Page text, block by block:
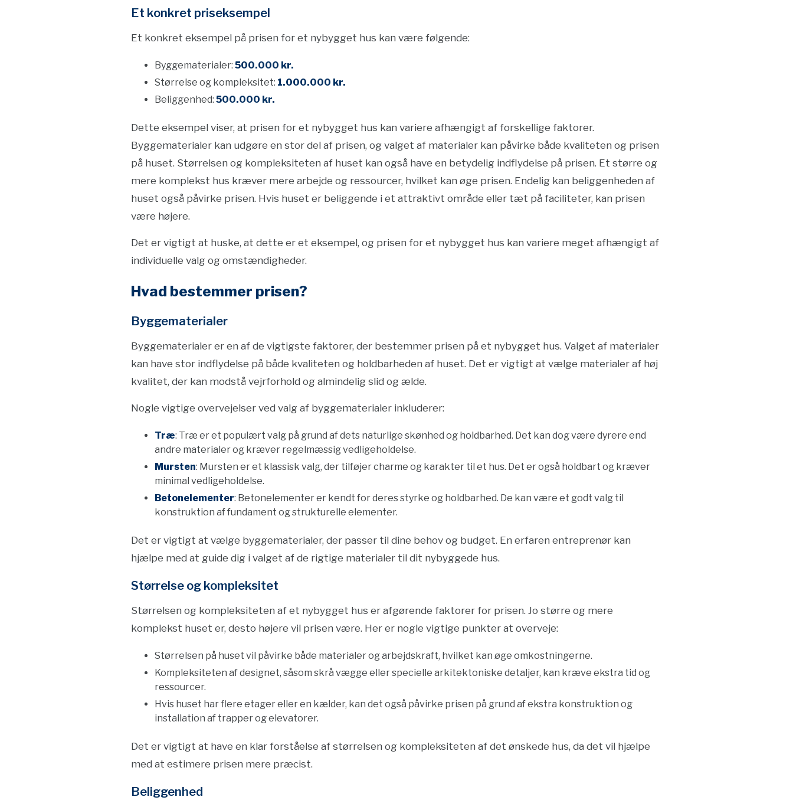
Et konkret priseksempel
Et konkret eksempel på prisen for et nybygget hus kan være følgende:
Byggematerialer: 500.000 kr.
Størrelse og kompleksitet: 1.000.000 kr.
Beliggenhed: 500.000 kr.
Dette eksempel viser, at prisen for et nybygget hus kan variere afhængigt af forskellige faktorer.
Byggematerialer kan udgøre en stor del af prisen, og valget af materialer kan påvirke både kvaliteten og prisen
på huset. Størrelsen og kompleksiteten af huset kan også have en betydelig indflydelse på prisen. Et større og
mere komplekst hus kræver mere arbejde og ressourcer, hvilket kan øge prisen. Endelig kan beliggenheden af
huset også påvirke prisen. Hvis huset er beliggende i et attraktivt område eller tæt på faciliteter, kan prisen
være højere.
Det er vigtigt at huske, at dette er et eksempel, og prisen for et nybygget hus kan variere meget afhængigt af
individuelle valg og omstændigheder.
Hvad bestemmer prisen?
Byggematerialer
Byggematerialer er en af de vigtigste faktorer, der bestemmer prisen på et nybygget hus. Valget af materialer
kan have stor indflydelse på både kvaliteten og holdbarheden af ​​huset. Det er vigtigt at vælge materialer af høj
kvalitet, der kan modstå vejrforhold og almindelig slid og ælde.
Nogle vigtige overvejelser ved valg af byggematerialer inkluderer:
Træ: Træ er et populært valg på grund af dets naturlige skønhed og holdbarhed. Det kan dog være dyrere end
andre materialer og kræver regelmæssig vedligeholdelse.
Mursten: Mursten er et klassisk valg, der tilføjer charme og karakter til et hus. Det er også holdbart og kræver
minimal vedligeholdelse.
Betonelementer: Betonelementer er kendt for deres styrke og holdbarhed. De kan være et godt valg til
konstruktion af fundament og strukturelle elementer.
Det er vigtigt at vælge byggematerialer, der passer til dine behov og budget. En erfaren entreprenør kan
hjælpe med at guide dig i valget af de rigtige materialer til dit nybyggede hus.
Størrelse og kompleksitet
Størrelsen og kompleksiteten af et nybygget hus er afgørende faktorer for prisen. Jo større og mere
komplekst huset er, desto højere vil prisen være. Her er nogle vigtige punkter at overveje:
Størrelsen på huset vil påvirke både materialer og arbejdskraft, hvilket kan øge omkostningerne.
Kompleksiteten af designet, såsom skrå vægge eller specielle arkitektoniske detaljer, kan kræve ekstra tid og
ressourcer.
Hvis huset har flere etager eller en kælder, kan det også påvirke prisen på grund af ekstra konstruktion og
installation af trapper og elevatorer.
Det er vigtigt at have en klar forståelse af størrelsen og kompleksiteten af det ønskede hus, da det vil hjælpe
med at estimere prisen mere præcist.
Beliggenhed